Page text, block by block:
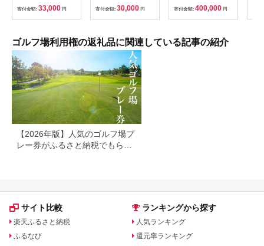
ゴルフ チケット 商品
券 ゴルフ券 スポーツ
ラウンド 券 福岡県 小
寄付金額: 33,000 円 寄付金額: 30,000 円 寄付金額: 400,000 円
ゴルフ場利用権の返礼品に関連している記事の紹介
【2026年版】人気のゴルフ場プ
レー券がふるさと納税でもらえ
サイト比較
楽天ふるさと納税
ふるなび
ランキングから探す
人気ランキング
還元率ランキング